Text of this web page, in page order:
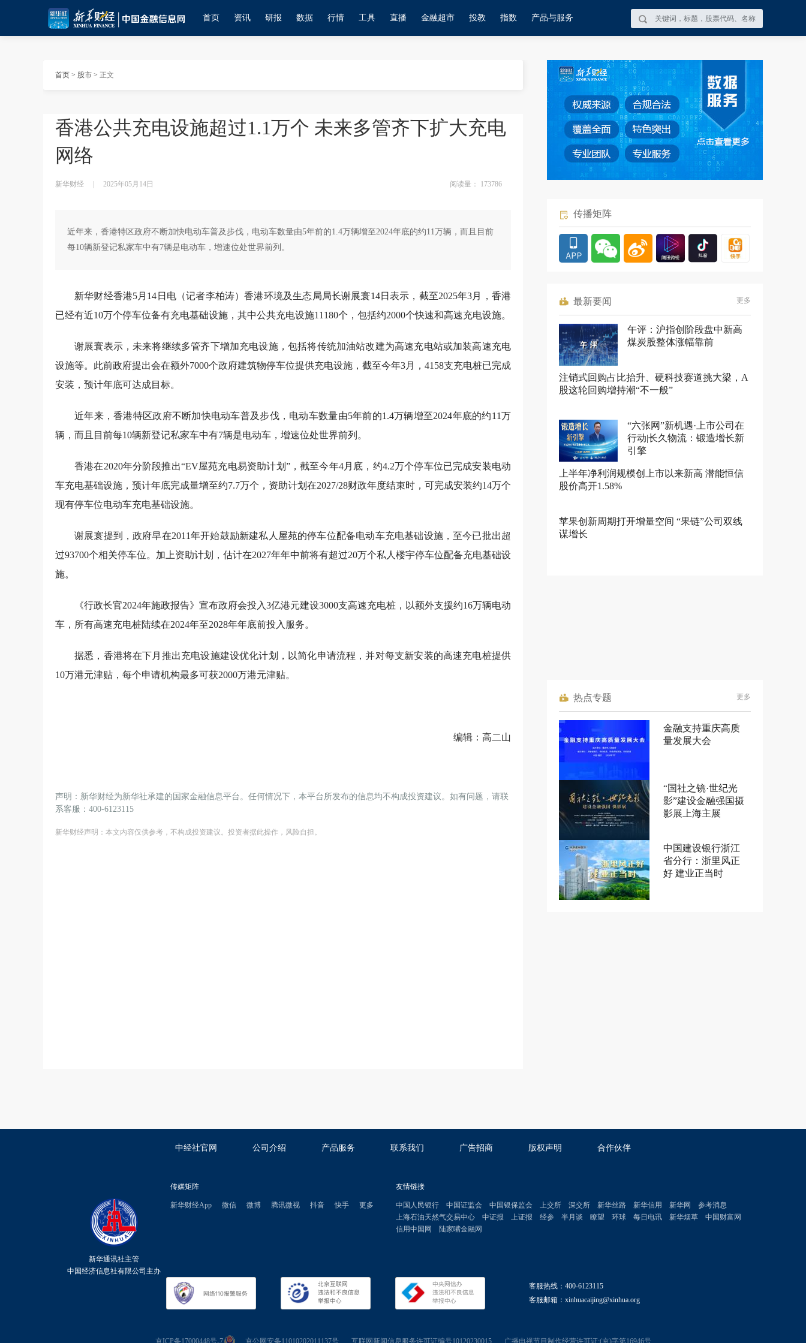
首页 资讯 研报 数据 行情 工具 直播 金融超市 投教 指数 产品与服务
首页 > 股市 > 正文
香港公共充电设施超过1.1万个 未来多管齐下扩大充电
网络
新华财经 2025年05月14日 阅读量： 173786
近年来，香港特区政府不断加快电动车普及步伐，电动车数量由5年前的1.4万辆增至2024年底的约11万辆，而且目前
每10辆新登记私家车中有7辆是电动车，增速位处世界前列。
新华财经香港5月14日电（记者李柏涛）香港环境及生态局局长谢展寰14日表示，截至2025年3月，香港
已经有近10万个停车位备有充电基础设施，其中公共充电设施11180个，包括约2000个快速和高速充电设施。
谢展寰表示，未来将继续多管齐下增加充电设施，包括将传统加油站改建为高速充电站或加装高速充电
设施等。此前政府提出会在额外7000个政府建筑物停车位提供充电设施，截至今年3月，4158支充电桩已完成
安装，预计年底可达成目标。
近年来，香港特区政府不断加快电动车普及步伐，电动车数量由5年前的1.4万辆增至2024年底的约11万
辆，而且目前每10辆新登记私家车中有7辆是电动车，增速位处世界前列。
香港在2020年分阶段推出“EV屋苑充电易资助计划”，截至今年4月底，约4.2万个停车位已完成安装电动
车充电基础设施，预计年底完成量增至约7.7万个，资助计划在2027/28财政年度结束时，可完成安装约14万个
现有停车位电动车充电基础设施。
谢展寰提到，政府早在2011年开始鼓励新建私人屋苑的停车位配备电动车充电基础设施，至今已批出超
过93700个相关停车位。加上资助计划，估计在2027年年中前将有超过20万个私人楼宇停车位配备充电基础设
施。
《行政长官2024年施政报告》宣布政府会投入3亿港元建设3000支高速充电桩，以额外支援约16万辆电动
车，所有高速充电桩陆续在2024年至2028年年底前投入服务。
据悉，香港将在下月推出充电设施建设优化计划，以简化申请流程，并对每支新安装的高速充电桩提供
10万港元津贴，每个申请机构最多可获2000万港元津贴。
编辑：高二山
声明：新华财经为新华社承建的国家金融信息平台。任何情况下，本平台所发布的信息均不构成投资建议。如有问题，请联
系客服：400-6123115
新华财经声明：本文内容仅供参考，不构成投资建议。投资者据此操作，风险自担。
传播矩阵
最新要闻 更多
午评：沪指创阶段盘中新高
煤炭股整体涨幅靠前
注销式回购占比抬升、硬科技赛道挑大梁，A
股这轮回购增持潮“不一般”
“六张网”新机遇·上市公司在
行动|长久物流：锻造增长新
引擎
上半年净利润规模创上市以来新高 潜能恒信
股价高开1.58%
苹果创新周期打开增量空间 “果链”公司双线
谋增长
热点专题 更多
金融支持重庆高质
量发展大会
“国社之镜·世纪光
影”建设金融强国摄
影展上海主展
中国建设银行浙江
省分行：浙里风正
好 建业正当时
中经社官网 公司介绍 产品服务 联系我们 广告招商 版权声明 合作伙伴
新华通讯社主管
中国经济信息社有限公司主办
传媒矩阵
新华财经App 微信 微博 腾讯微视 抖音 快手 更多
友情链接
中国人民银行 中国证监会 中国银保监会 上交所 深交所 新华丝路 新华信用 新华网
参考消息
上海石油天然气交易中心
中证报 上证报 经参 半月谈 瞭望 环球 每日电讯 新华烟草
中国财富网
信用中国网
陆家嘴金融网
客服热线：400-6123115
客服邮箱：xinhuacaijing@xinhua.org
京ICP备17000448号-7 京公网安备11010202011137号 互联网新闻信息服务许可证编号10120230015 广播电视节目制作经营许可证:(京)字第16946号